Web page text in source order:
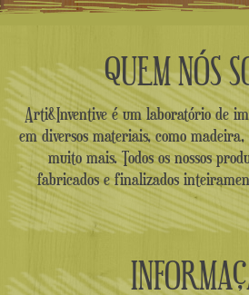
QUEM NÓS
Arti&Inventive é um laboratório de
em diversos materiais, como
muito mais. Todos os nossos
fabricados e finalizados